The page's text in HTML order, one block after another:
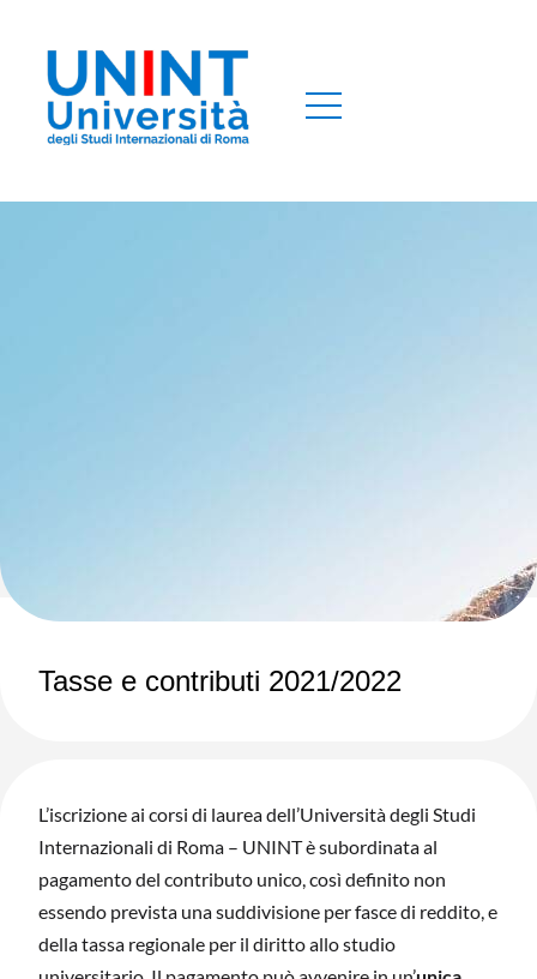
Tasse e contributi 2021/2022
L’iscrizione ai corsi di laurea dell’Università degli Studi
Internazionali di Roma – UNINT è subordinata al
pagamento del contributo unico, così definito non
essendo prevista una suddivisione per fasce di reddito, e
della tassa regionale per il diritto allo studio